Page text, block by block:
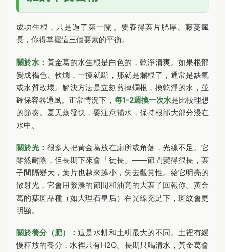
成功生根，只是過了第一關。要養得葉片肥厚、藤蔓瘋
長，你得掌握這三個要素的平衡。
關於水： 黃金葛的水生根是白色的，乾淨清爽。如果根部
變成褐色、軟爛，一摸就斷，那就是爛根了，通常是缺氧
或水質敗壞。解決方法是立刻剪掉爛根，換乾淨的水，並
確保容器通風。正常情況下， 每1-2週換一次水是比較理想
的節奏。夏天蒸發快，要注意補水，保持根部大部分浸在
水中。
關於光： 很多人把黃金葛放在廁所或角落，光線不足。它
雖然耐陰，但長期下來會「徒長」——節間變得很長，葉
子間隔變大，葉片也越來越小，失去觀賞性。給它明亮的
散射光，它會用緊湊的節間和油亮的大葉子回報你。黃金
葛的葉斑品種（如大理石皇后）在光線充足下，斑紋會更
明顯。
關於養分（肥）： 這是水耕和土耕最大的不同。土裡有緩
慢釋放的養分，水裡只有H2O。長期只喝清水，黃金葛會